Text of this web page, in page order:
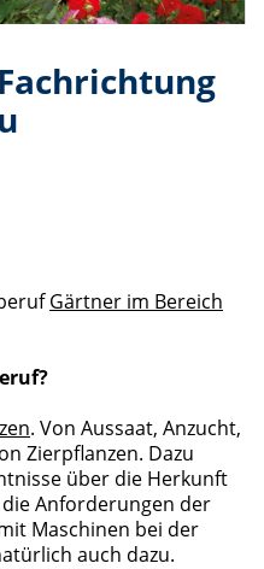
Gärtner im Bereich
. Von Aussaat, Anzucht,
Zierpflanzen. Dazu
über die Herkunft
Anforderungen der
Maschinen bei der
auch dazu.